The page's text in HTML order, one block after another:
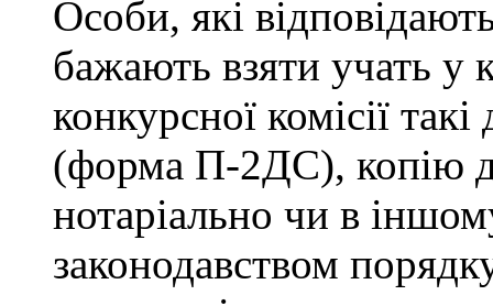
Особи, які
бажають взяти учать у
конкурсної комісії
(форма П-2ДС), копію
нотаріально чи в
законодавством